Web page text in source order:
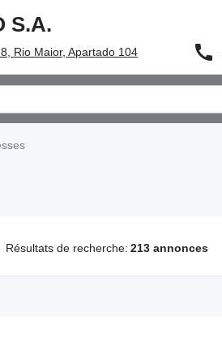
S.A.
Rio Maior, Apartado 104
Résultats de recherche: 213 annonces